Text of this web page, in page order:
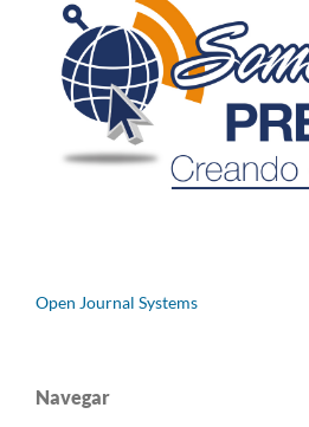
Open Journal Systems
Navegar